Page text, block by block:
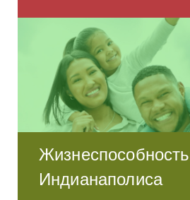
Жизнеспособность
Индианаполиса